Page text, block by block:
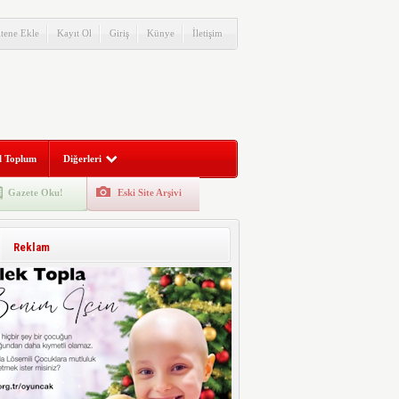
Ekle Kayıt Ol Giriş Künye İletişim
Toplum Diğerleri
Gazete Oku! Eski Site Arşivi
Reklam